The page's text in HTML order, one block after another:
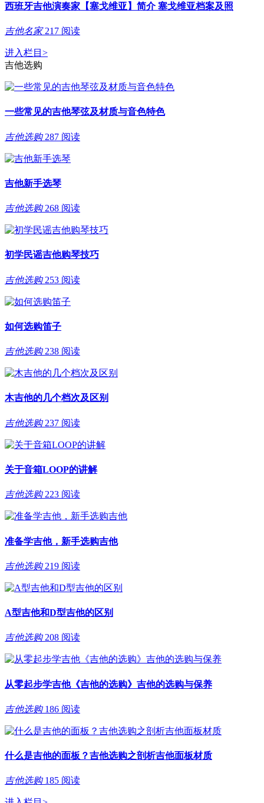
西班牙吉他演奏家【塞戈维亚】简介 塞戈维亚档案及照
吉他名家 217 阅读
进入栏目 >
吉他选购
一些常见的吉他琴弦及材质与音色特色
吉他选购 287 阅读
吉他新手选琴
吉他选购 268 阅读
初学民谣吉他购琴技巧
吉他选购 253 阅读
如何选购笛子
吉他选购 238 阅读
木吉他的几个档次及区别
吉他选购 237 阅读
关于音箱LOOP的讲解
吉他选购 223 阅读
准备学吉他，新手选购吉他
吉他选购 219 阅读
A型吉他和D型吉他的区别
吉他选购 208 阅读
从零起步学吉他《吉他的选购》吉他的选购与保养
吉他选购 186 阅读
什么是吉他的面板？吉他选购之剖析吉他面板材质
吉他选购 185 阅读